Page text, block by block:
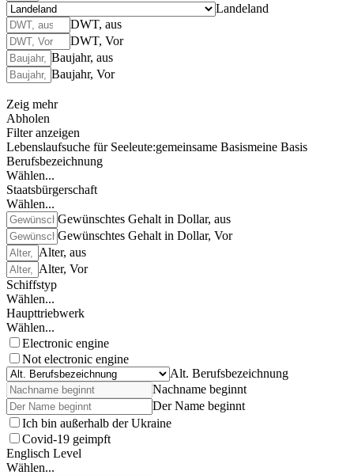
Landeland
DWT, aus
DWT, Vor
Baujahr, aus
Baujahr, Vor
Zeig mehr
Abholen
Filter anzeigen
Lebenslaufsuche für Seeleute:gemeinsame Basismeine Basis
Berufsbezeichnung
Wählen...
Staatsbürgerschaft
Wählen...
Gewünschtes Gehalt in Dollar, aus
Gewünschtes Gehalt in Dollar, Vor
Alter, aus
Alter, Vor
Schiffstyp
Wählen...
Haupttriebwerk
Wählen...
Electronic engine
Not electronic engine
Alt. Berufsbezeichnung
Nachname beginnt
Der Name beginnt
Ich bin außerhalb der Ukraine
Covid-19 geimpft
Englisch Level
Wählen...